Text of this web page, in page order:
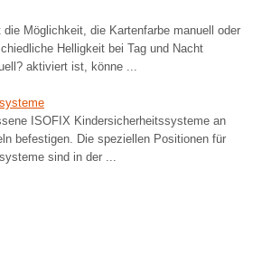
Möglichkeit, die Kartenfarbe manuell oder
Helligkeit bei Tag und Nacht
aktiviert ist, könne ...
ISOFIX Kindersicherheitssysteme an
befestigen. Die speziellen Positionen für
sind in der ...